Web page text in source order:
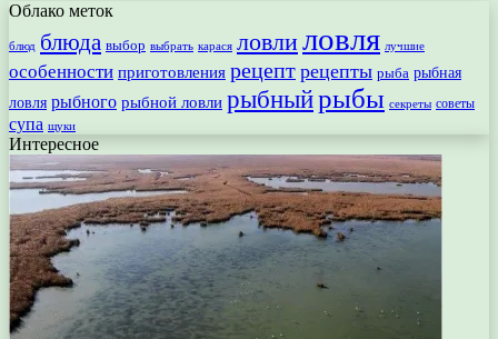
Облако меток
блюд блюда выбор выбрать карася ловлиловля лучшие
особенности приготовления рецепт рецепты рыба рыбная
ловля рыбного рыбной ловли рыбныйрыбы секреты советы
супа щуки
Интересное